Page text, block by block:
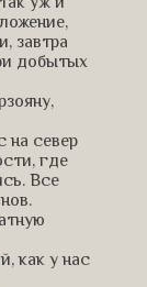
завтра
добытых
на север
где
Все
как у нас